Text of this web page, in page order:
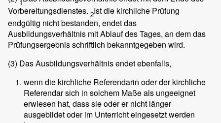
1
Vorbereitungsdienstes. 2Ist die kirchliche Prüfung
endgültig nicht bestanden, endet das
Ausbildungsverhältnis mit Ablauf des Tages, an dem das
Prüfungsergebnis schriftlich bekanntgegeben wird.
(3) Das Ausbildungsverhältnis endet ebenfalls,
wenn die kirchliche Referendarin oder der kirchliche
Referendar sich in solchem Maße als ungeeignet
erwiesen hat, dass sie oder er nicht länger
ausgebildet oder im Unterricht eingesetzt werden